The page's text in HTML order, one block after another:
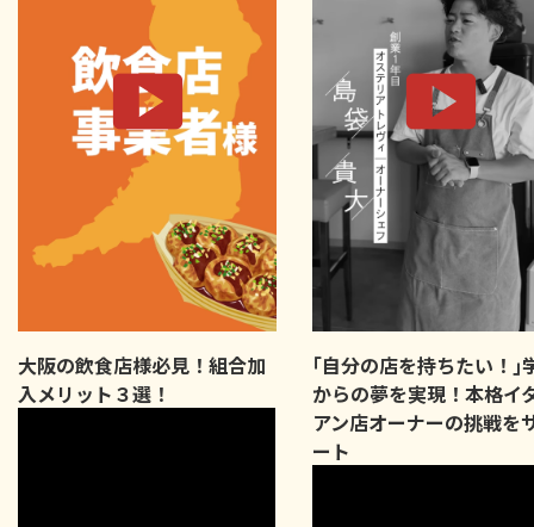
大阪の飲食店様必見！組合加
入メリット３選！
｢自分の店を持ちたい！｣
からの夢を実現！本格イ
アン店オーナーの挑戦を
ート